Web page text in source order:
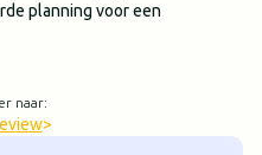
planning voor een
naar:
>